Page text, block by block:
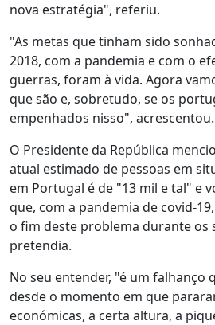
nova estratégia", referiu.
"As metas que tinham sido
2018, com a pandemia e com o
guerras, foram à vida. Agora
que são e, sobretudo, se os
empenhados nisso", acrescentou.
O Presidente da República
atual estimado de pessoas em
em Portugal é de "13 mil e tal" e
que, com a pandemia de covid-
o fim deste problema durante os
pretendia.
No seu entender, "é um falhanço
desde o momento em que
económicas, a certa altura, a